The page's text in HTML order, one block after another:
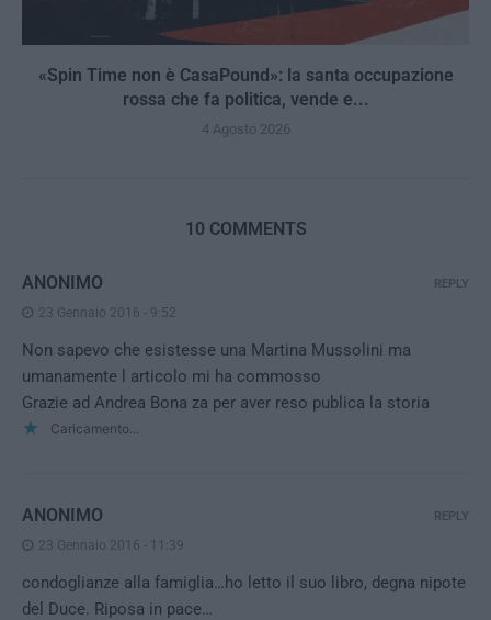
«Spin Time non è CasaPound»: la santa occupazione
rossa che fa politica, vende e...
4 Agosto 2026
10 COMMENTS
ANONIMO
23 Gennaio 2016 - 9:52
Non sapevo che esistesse una Martina Mussolini ma
umanamente l articolo mi ha commosso
Grazie ad Andrea Bona za per aver reso publica la storia
Caricamento...
REPLY
ANONIMO
23 Gennaio 2016 - 11:39
condoglianze alla famiglia…ho letto il suo libro, degna nipote
del Duce. Riposa in pace…
REPLY